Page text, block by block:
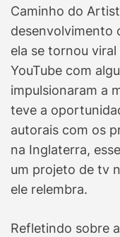
Caminho do
desenvolvimento
ela se tornou
YouTube com
impulsionaram a
teve a
autorais com os
na Inglaterra,
um projeto de tv
ele relembra.
Refletindo sobre